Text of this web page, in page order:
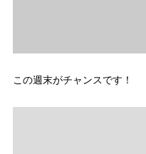
この週末がチャンスです！